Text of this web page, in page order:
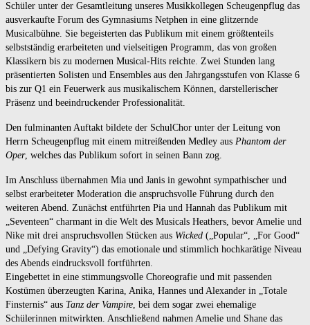
Schüler unter der Gesamtleitung unseres Musikkollegen Scheugenpflug das
ausverkaufte Forum des Gymnasiums Netphen in eine glitzernde
Musicalbühne. Sie begeisterten das Publikum mit einem größtenteils
selbstständig erarbeiteten und vielseitigen Programm, das von großen
Klassikern bis zu modernen Musical-Hits reichte. Zwei Stunden lang
präsentierten Solisten und Ensembles aus den Jahrgangsstufen von Klasse 6
bis zur Q1 ein Feuerwerk aus musikalischem Können, darstellerischer
Präsenz und beeindruckender Professionalität.
Den fulminanten Auftakt bildete der SchulChor unter der Leitung von
Herrn Scheugenpflug mit einem mitreißenden Medley aus Phantom der
Oper, welches das Publikum sofort in seinen Bann zog.
Im Anschluss übernahmen Mia und Janis in gewohnt sympathischer und
selbst erarbeiteter Moderation die anspruchsvolle Führung durch den
weiteren Abend. Zunächst entführten Pia und Hannah das Publikum mit
„Seventeen“ charmant in die Welt des Musicals Heathers, bevor Amelie und
Nike mit drei anspruchsvollen Stücken aus Wicked („Popular“, „For Good“
und „Defying Gravity“) das emotionale und stimmlich hochkarätige Niveau
des Abends eindrucksvoll fortführten.
Eingebettet in eine stimmungsvolle Choreografie und mit passenden
Kostümen überzeugten Karina, Anika, Hannes und Alexander in „Totale
Finsternis“ aus Tanz der Vampire, bei dem sogar zwei ehemalige
Schülerinnen mitwirkten. Anschließend nahmen Amelie und Shane das